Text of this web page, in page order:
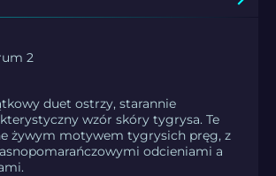
2
duet ostrzy, starannie
wzór skóry tygrysa. Te
żywym motywem tygrysich pręg, z
odcieniami a